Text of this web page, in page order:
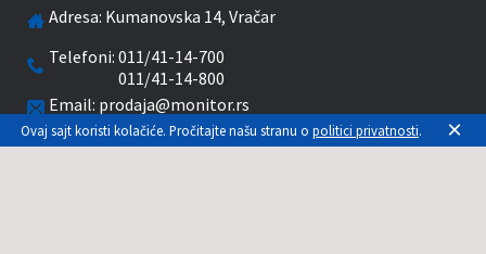
Adresa: Kumanovska 14, Vračar
Telefoni:011/41-14-700
011/41-14-800
Email: prodaja@monitor.rs
Radnim danima od 09-20 časova
Ovaj sajt koristi kolačiće. Pročitajte našu stranu o politici privatnosti. ×